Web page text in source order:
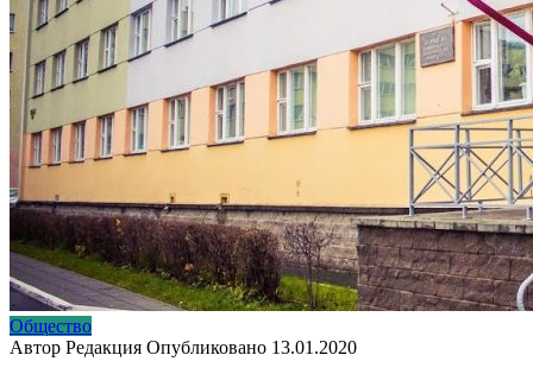
Общество
Автор Редакция Опубликовано 13.01.2020